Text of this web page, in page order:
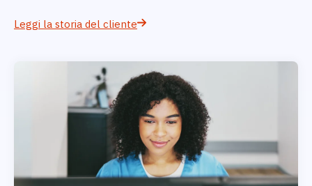
Leggi la storia del cliente